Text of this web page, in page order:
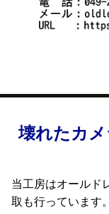
壊れたカ
当工房はオールド
取も行っています。